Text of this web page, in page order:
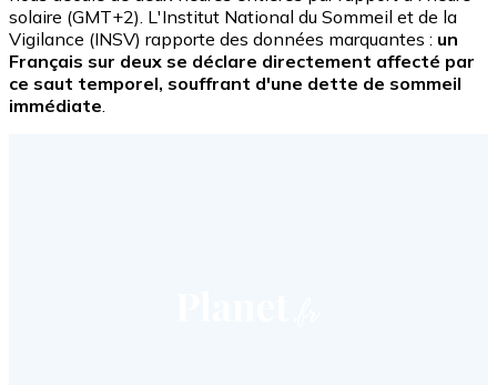
solaire (GMT+2). L'Institut National du Sommeil et de la
Vigilance (INSV) rapporte des données marquantes : un
Français sur deux se déclare directement affecté par
ce saut temporel, souffrant d'une dette de sommeil
immédiate